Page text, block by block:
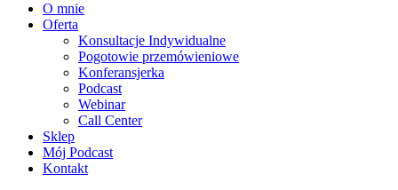
O mnie
Oferta
Konsultacje Indywidualne
Pogotowie przemówieniowe
Konferansjerka
Podcast
Webinar
Call Center
Sklep
Mój Podcast
Kontakt